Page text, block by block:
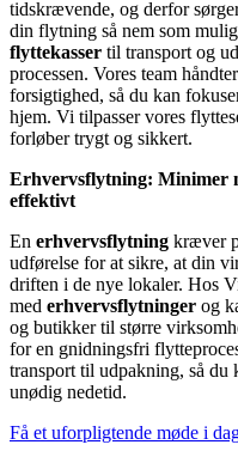
tidskrævende, og derfor
din flytning så nem som
flyttekasser til transport og
processen. Vores team
forsigtighed, så du kan
hjem. Vi tilpasser vores
forløber trygt og sikkert.
Erhvervsflytning: Minimer
effektivt
En erhvervsflytning kræver
udførelse for at sikre, at din
driften i de nye lokaler. Hos
med erhvervsflytninger og
og butikker til større
for en gnidningsfri
transport til udpakning, så du
unødig nedetid.
Få et uforpligtende møde i